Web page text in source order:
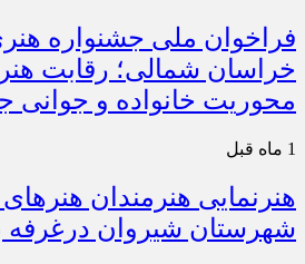
فراخوان ملی جشنواره
خراسان شمالی؛ رقابت
محوریت خانواده و جوانی
1 ماه قبل
هنرنمایی هنرمندان
شهرستان شیروان درغرفه